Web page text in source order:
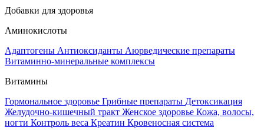
Добавки для здоровья
Аминокислоты
Адаптогены Антиоксиданты Аюрведические препараты
Витаминно-минеральные комплексы
Витамины
Гормональное здоровье Грибные препараты Детоксикация
Желудочно-кишечный тракт Женское здоровье Кожа, волосы,
ногти Контроль веса Креатин Кровеносная система